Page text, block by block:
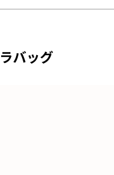
バッグ